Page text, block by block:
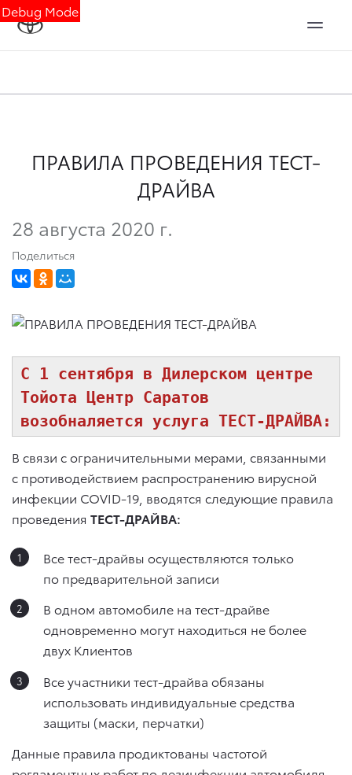
Debug Mode
ПРАВИЛА ПРОВЕДЕНИЯ ТЕСТ-
ДРАЙВА
28 августа 2020 г.
Поделиться
С 1 сентября в Дилерском центре
Тойота Центр Саратов
возобналяется услуга ТЕСТ-ДРАЙВА:
В связи с ограничительными мерами, связанными
с противодействием распространению вирусной
инфекции COVID-19, вводятся следующие правила
проведения ТЕСТ-ДРАЙВА:
Все тест-драйвы осуществляются только
по предварительной записи
В одном автомобиле на тест-драйве
одновременно могут находиться не более
двух Клиентов
Все участники тест-драйва обязаны
использовать индивидуальные средства
защиты (маски, перчатки)
Данные правила продиктованы частотой